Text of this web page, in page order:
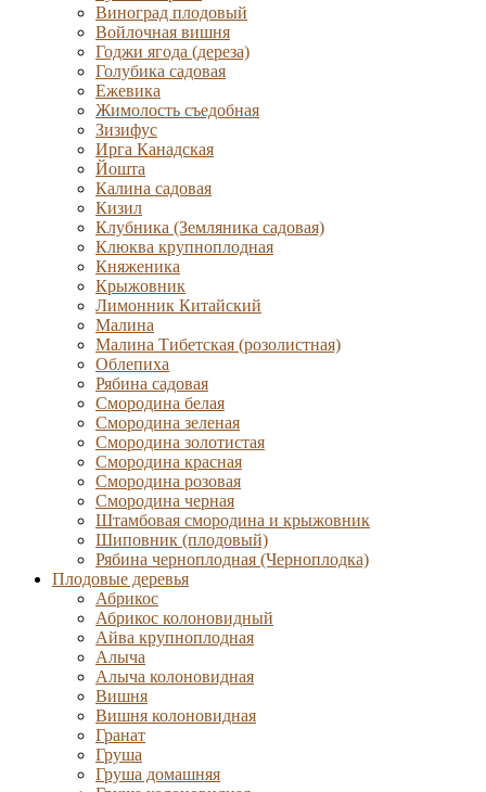
Виноград плодовый
Войлочная вишня
Годжи ягода (дереза)
Голубика садовая
Ежевика
Жимолость съедобная
Зизифус
Ирга Канадская
Йошта
Калина садовая
Кизил
Клубника (Земляника садовая)
Клюква крупноплодная
Княженика
Крыжовник
Лимонник Китайский
Малина
Малина Тибетская (розолистная)
Облепиха
Рябина садовая
Смородина белая
Смородина зеленая
Смородина золотистая
Смородина красная
Смородина розовая
Смородина черная
Штамбовая смородина и крыжовник
Шиповник (плодовый)
Рябина черноплодная (Черноплодка)
Плодовые деревья
Абрикос
Абрикос колоновидный
Айва крупноплодная
Алыча
Алыча колоновидная
Вишня
Вишня колоновидная
Гранат
Груша
Груша домашняя